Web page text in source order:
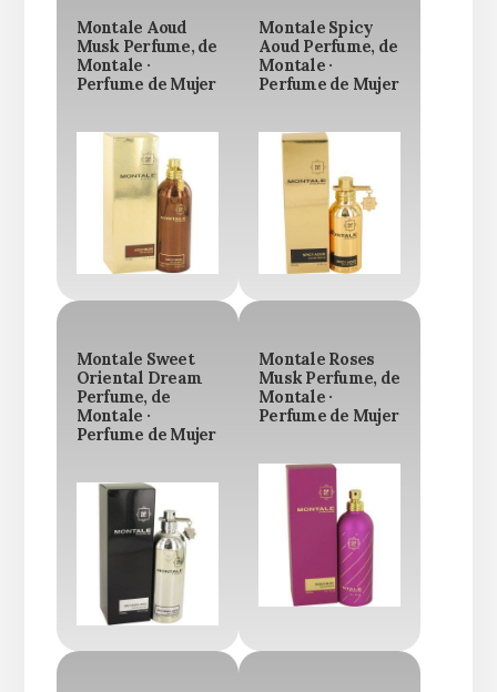
Montale Aoud
Musk Perfume, de
Montale ·
Perfume de Mujer
Montale Spicy
Aoud Perfume, de
Montale ·
Perfume de Mujer
Montale Sweet
Oriental Dream
Perfume, de
Montale ·
Perfume de Mujer
Montale Roses
Musk Perfume, de
Montale ·
Perfume de Mujer